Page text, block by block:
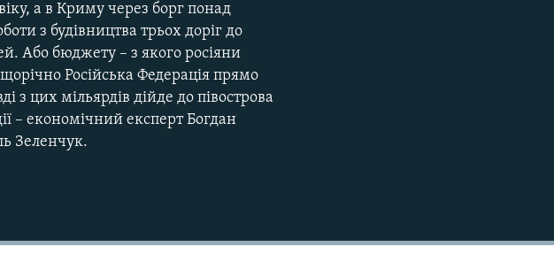
а в Криму через борг понад
з будівництва трьох доріг до
Або бюджету – з якого росіяни
Російська Федерація прямо
з цих мільярдів дійде до півострова
– економічний експерт Богдан
Зеленчук.